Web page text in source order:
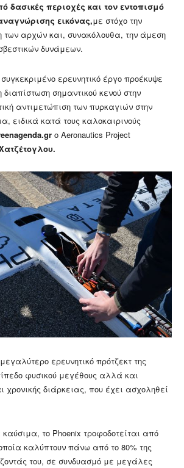
δασικές περιοχές και τον εντοπισμό
εικόνας,με στόχο την
των αρχών και, συνακόλουθα, την άμεση
δυνάμεων.
ερευνητικό έργο προέκυψε
σημαντικού κενού στην
αντιμετώπιση των πυρκαγιών στην
ειδικά κατά τους καλοκαιρινούς
ο Aeronautics Project
ερευνητικό πρότζεκτ της
φυσικού μεγέθους αλλά και
χρονικής διάρκειας, που έχει ασχοληθεί
το Phoenix τροφοδοτείται από
καλύπτουν πάνω από το 80% της
του, σε συνδυασμό με μεγάλες